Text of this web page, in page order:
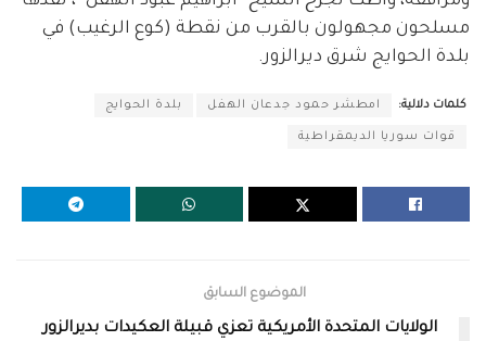
مسلحون مجهولون بالقرب من نقطة (كوع الرغيب) في
بلدة الحوايج شرق ديرالزور.
كلمات دلالية: امطشر حمود جدعان الهفل بلدة الحوايج
قوات سوريا الديمقراطية
الموضوع السابق
الولايات المتحدة الأمريكية تعزي قبيلة العكيدات بديرالزور